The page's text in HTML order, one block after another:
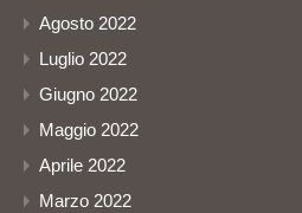
Agosto 2022
Luglio 2022
Giugno 2022
Maggio 2022
Aprile 2022
Marzo 2022